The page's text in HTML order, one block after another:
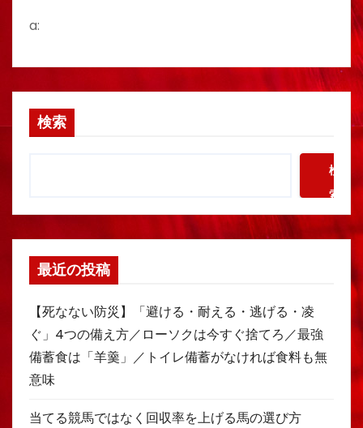
a:
検索
検
索
最近の投稿
【死なない防災】「避ける・耐える・逃げる・凌
ぐ」4つの備え方／ローソクは今すぐ捨てろ／最強
備蓄食は「羊羹」／トイレ備蓄がなければ食料も無
意味
当てる競馬ではなく回収率を上げる馬の選び方